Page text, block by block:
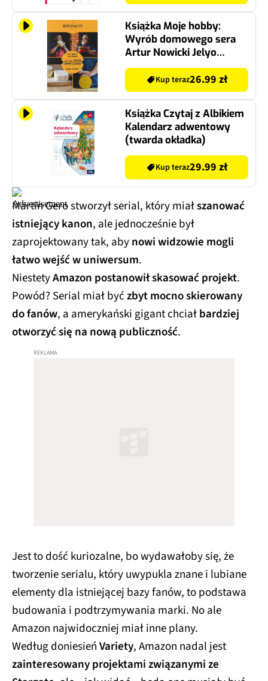
Książka Moje hobby:
Wyrób domowego sera
Artur Nowicki Jelyo
Todorov (miękka okładka)
Kup teraz26.99 zł
Książka Czytaj z Albikiem
Kalendarz adwentowy
(twarda okładka)
Kup teraz29.99 zł
Martin Gero stworzył serial, który miałszanować
istniejący kanon, ale jednocześnie był
zaprojektowany tak, abynowi widzowie mogli
łatwo wejść w uniwersum.
NiestetyAmazon postanowił skasować projekt.
Powód? Serial miał byćzbyt mocno skierowany
do fanów, a amerykański gigant chciałbardziej
otworzyć się na nową publiczność.
Jest to dość kuriozalne, bo wydawałoby się, że
tworzenie serialu, który uwypukla znane i lubiane
elementy dla istniejącej bazy fanów, to podstawa
budowania i podtrzymywania marki. No ale
Amazon najwidoczniej miał inne plany.
Według doniesieńVariety, Amazon nadal jest
zainteresowany projektami związanymi ze